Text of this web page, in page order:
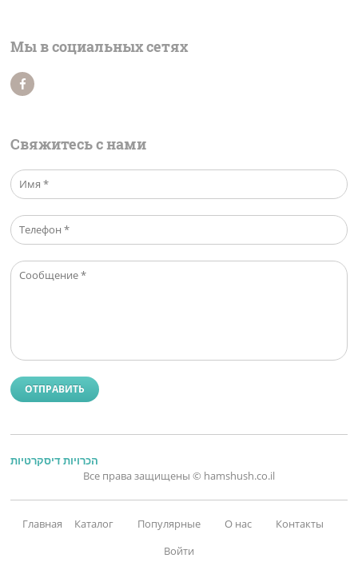
Мы в социальных сетях
Свяжитесь с нами
ОТПРАВИТЬ
הכרויות דיסקרטיות
Все права защищены © hamshush.co.il
Главная Каталог Популярные О нас
Контакты
Войти